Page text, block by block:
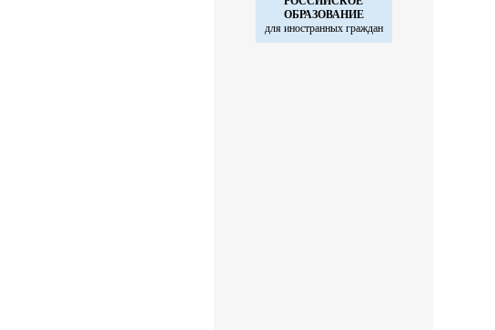
ОБРАЗОВАНИЕ
для иностранных граждан